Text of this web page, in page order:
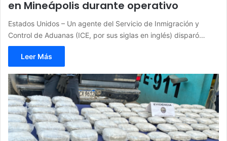
en Mineápolis durante operativo
Estados Unidos – Un agente del Servicio de Inmigración y
Control de Aduanas (ICE, por sus siglas en inglés) disparó…
Leer Más